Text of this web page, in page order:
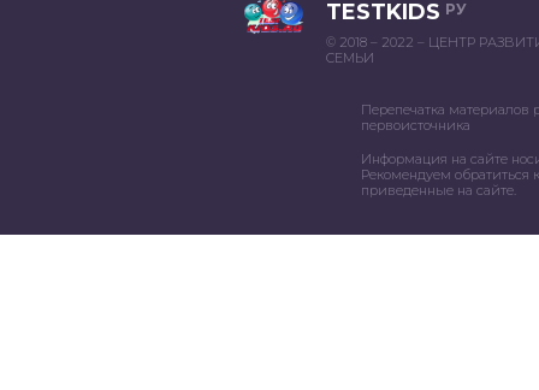
TESTKIDS РУ
© 2018 – 2022 – ЦЕНТР
СЕМЬИ
Перепечатка материалов
первоисточника
Информация на сайте
Рекомендуем обратиться
приведенные на сайте.